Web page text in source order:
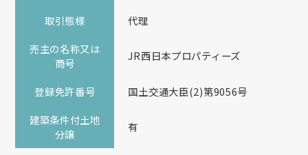
取引態様
代理
売主の名称又は
商号
JR西日本プロパティーズ
登録免許番号
国土交通大臣(2)第9056号
建築条件付土地
分譲
有